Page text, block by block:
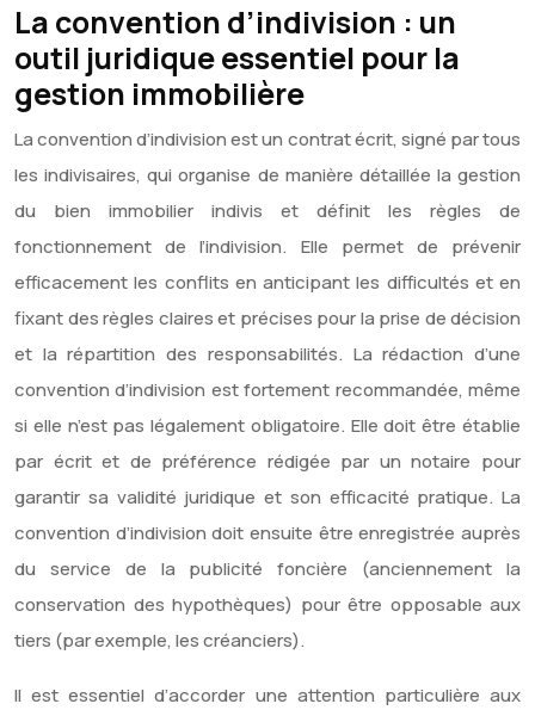
La convention d’indivision : un
outil juridique essentiel pour la
gestion immobilière
La convention d’indivision est un contrat écrit, signé par tous
les indivisaires, qui organise de manière détaillée la gestion
du bien immobilier indivis et définit les règles de
fonctionnement de l’indivision. Elle permet de prévenir
efficacement les conflits en anticipant les difficultés et en
fixant des règles claires et précises pour la prise de décision
et la répartition des responsabilités. La rédaction d’une
convention d’indivision est fortement recommandée, même
si elle n’est pas légalement obligatoire. Elle doit être établie
par écrit et de préférence rédigée par un notaire pour
garantir sa validité juridique et son efficacité pratique. La
convention d’indivision doit ensuite être enregistrée auprès
du service de la publicité foncière (anciennement la
conservation des hypothèques) pour être opposable aux
tiers (par exemple, les créanciers).
Il est essentiel d’accorder une attention particulière aux